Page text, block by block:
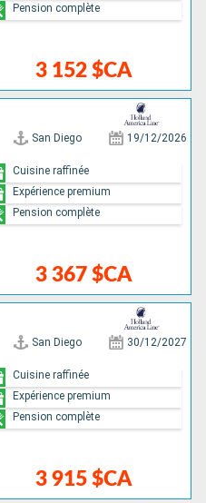
3 152 $CA
Pension complète
San Diego 19/12/2026
3 367 $CA
Cuisine raffinée
Expérience premium
Pension complète
San Diego 30/12/2027
3 915 $CA
Cuisine raffinée
Expérience premium
Pension complète